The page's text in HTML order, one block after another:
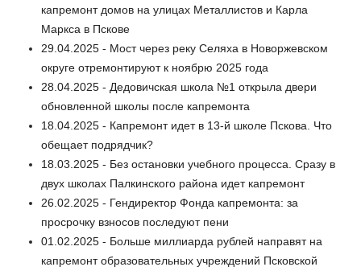
капремонт домов на улицах Металлистов и Карла
Маркса в Пскове
29.04.2025 - Мост через реку Селяха в Новоржевском
округе отремонтируют к ноябрю 2025 года
28.04.2025 - Дедовичская школа №1 открыла двери
обновленной школы после капремонта
18.04.2025 - Капремонт идет в 13-й школе Пскова. Что
обещает подрядчик?
18.03.2025 - Без остановки учебного процесса. Сразу в
двух школах Палкинского района идет капремонт
26.02.2025 - Гендиректор Фонда капремонта: за
просрочку взносов последуют пени
01.02.2025 - Больше миллиарда рублей направят на
капремонт образовательных учреждений Псковской